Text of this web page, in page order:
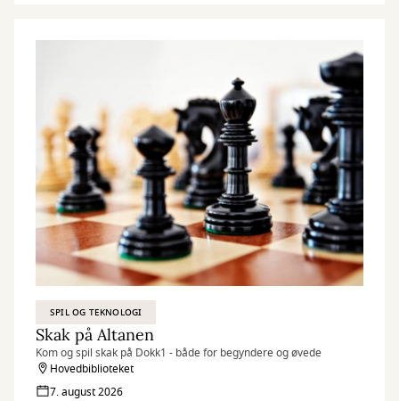
SPIL OG TEKNOLOGI
Skak på Altanen
Kom og spil skak på Dokk1 - både for begyndere og øvede
Hovedbiblioteket
7. august 2026